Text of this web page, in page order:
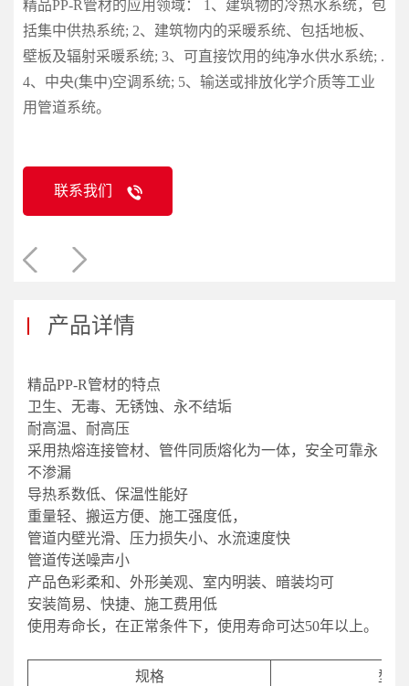
精品PP-R管材的应用领域： 1、建筑物的冷热水系统，包
括集中供热系统; 2、建筑物内的采暖系统、包括地板、
壁板及辐射采暖系统; 3、可直接饮用的纯净水供水系统; .
4、中央(集中)空调系统; 5、输送或排放化学介质等工业
用管道系统。
联系我们
产品详情
精品PP-R管材的特点
卫生、无毒、无锈蚀、永不结垢
耐高温、耐高压
采用热熔连接管材、管件同质熔化为一体，安全可靠永
不渗漏
导热系数低、保温性能好
重量轻、搬运方便、施工强度低，
管道内壁光滑、压力损失小、水流速度快
管道传送噪声小
产品色彩柔和、外形美观、室内明装、暗装均可
安装简易、快捷、施工费用低
使用寿命长，在正常条件下，使用寿命可达50年以上。
规格 型号